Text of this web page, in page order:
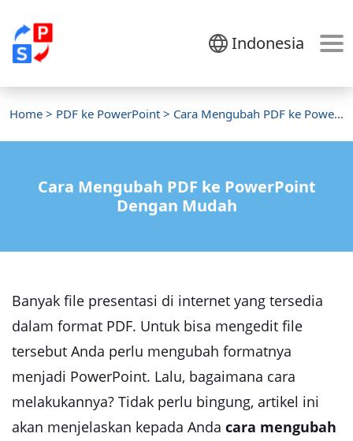
Indonesia
Home > PDF ke PowerPoint > Cara Mengubah PDF ke Powerpoint
Cara Mengubah PDF ke PowerPoint
Dengan Mudah
Banyak file presentasi di internet yang tersedia
dalam format PDF. Untuk bisa mengedit file
tersebut Anda perlu mengubah formatnya
menjadi PowerPoint. Lalu, bagaimana cara
melakukannya? Tidak perlu bingung, artikel ini
akan menjelaskan kepada Anda cara mengubah